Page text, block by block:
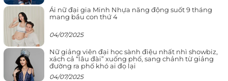
Ái nữ đại gia Minh Nhựa năng động suốt 9 tháng
mang bầu con thứ 4
04/07/2025
Nữ giảng viên đại học sành điệu nhất nhì showbiz,
xách cả “lâu đài” xuống phố, sang chảnh từ giảng
đường ra phố khó ai đọ lại
04/07/2025